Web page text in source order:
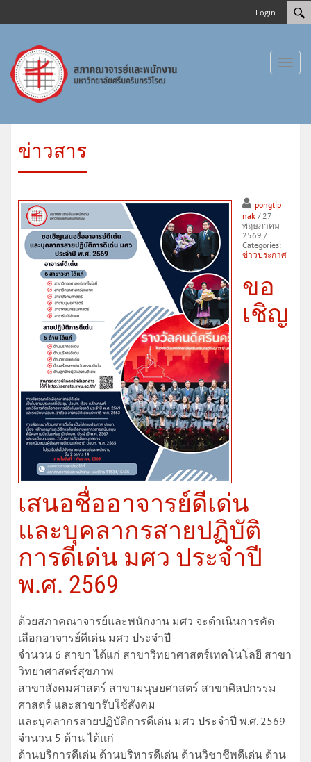
Login
Toggle
ข่าวสาร
pongtip
nak / 27
พฤษภาคม
2569 /
Categories:
ข่าวประกาศ
ขอ
เชิญ
เสนอชื่ออาจารย์ดีเด่น
และบุคลากรสายปฏิบัติ
การดีเด่น มศว ประจําปี
พ.ศ. 2569
ด้วยสภาคณาจารย์และพนักงาน มศว จะดําเนินการคัด
เลือกอาจารย์ดีเด่น มศว ประจําปี
จํานวน 6 สาขา ได้แก่ สาขาวิทยาศาสตร์เทคโนโลยี สาขา
วิทยาศาสตร์สุขภาพ
สาขาสังคมศาสตร์ สาขามนุษยศาสตร์ สาขาศิลปกรรม
ศาสตร์ และสาขารับใช้สังคม
และบุคลากรสายปฏิบัติการดีเด่น มศว ประจําปี พ.ศ. 2569
จํานวน 5 ด้าน ได้แก่
ด้านบริการดีเด่น ด้านบริหารดีเด่น ด้านวิชาชีพดีเด่น ด้าน